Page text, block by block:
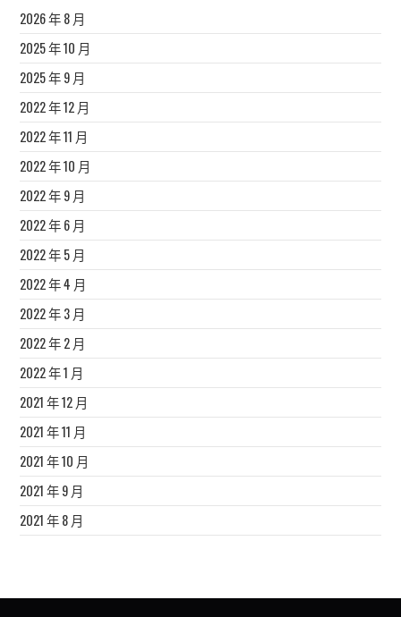
2026 年 8 月
2025 年 10 月
2025 年 9 月
2022 年 12 月
2022 年 11 月
2022 年 10 月
2022 年 9 月
2022 年 6 月
2022 年 5 月
2022 年 4 月
2022 年 3 月
2022 年 2 月
2022 年 1 月
2021 年 12 月
2021 年 11 月
2021 年 10 月
2021 年 9 月
2021 年 8 月